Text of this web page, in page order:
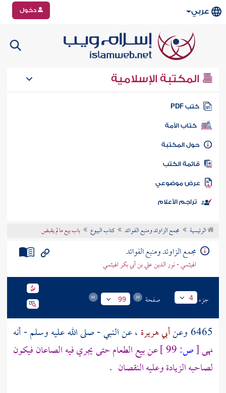
عربي دخول
المكتبة الإسلامية
كتب PDF
كتاب الأمة
المكتبة
الكتب
موضوعي
تراجم الأعلام
الرئيسية مجمع الزاوئد ومنبع الفوائد كتاب البيوع باب بيع ما لم يقبض
مجمع الزاوئد ومنبع الفوائد
الهيثمي - نور الدين علي بن أبي بكر الهيثمي
جزء 4 صفحة 99
6465 وعن أبي هريرة ، عن النبي - صلى الله عليه وسلم - أنه
نهى[ص:
عن بيع الطعام حتى يجري فيه الصاعان فيكون
لصاحبه الزيادة وعليه النقصان .